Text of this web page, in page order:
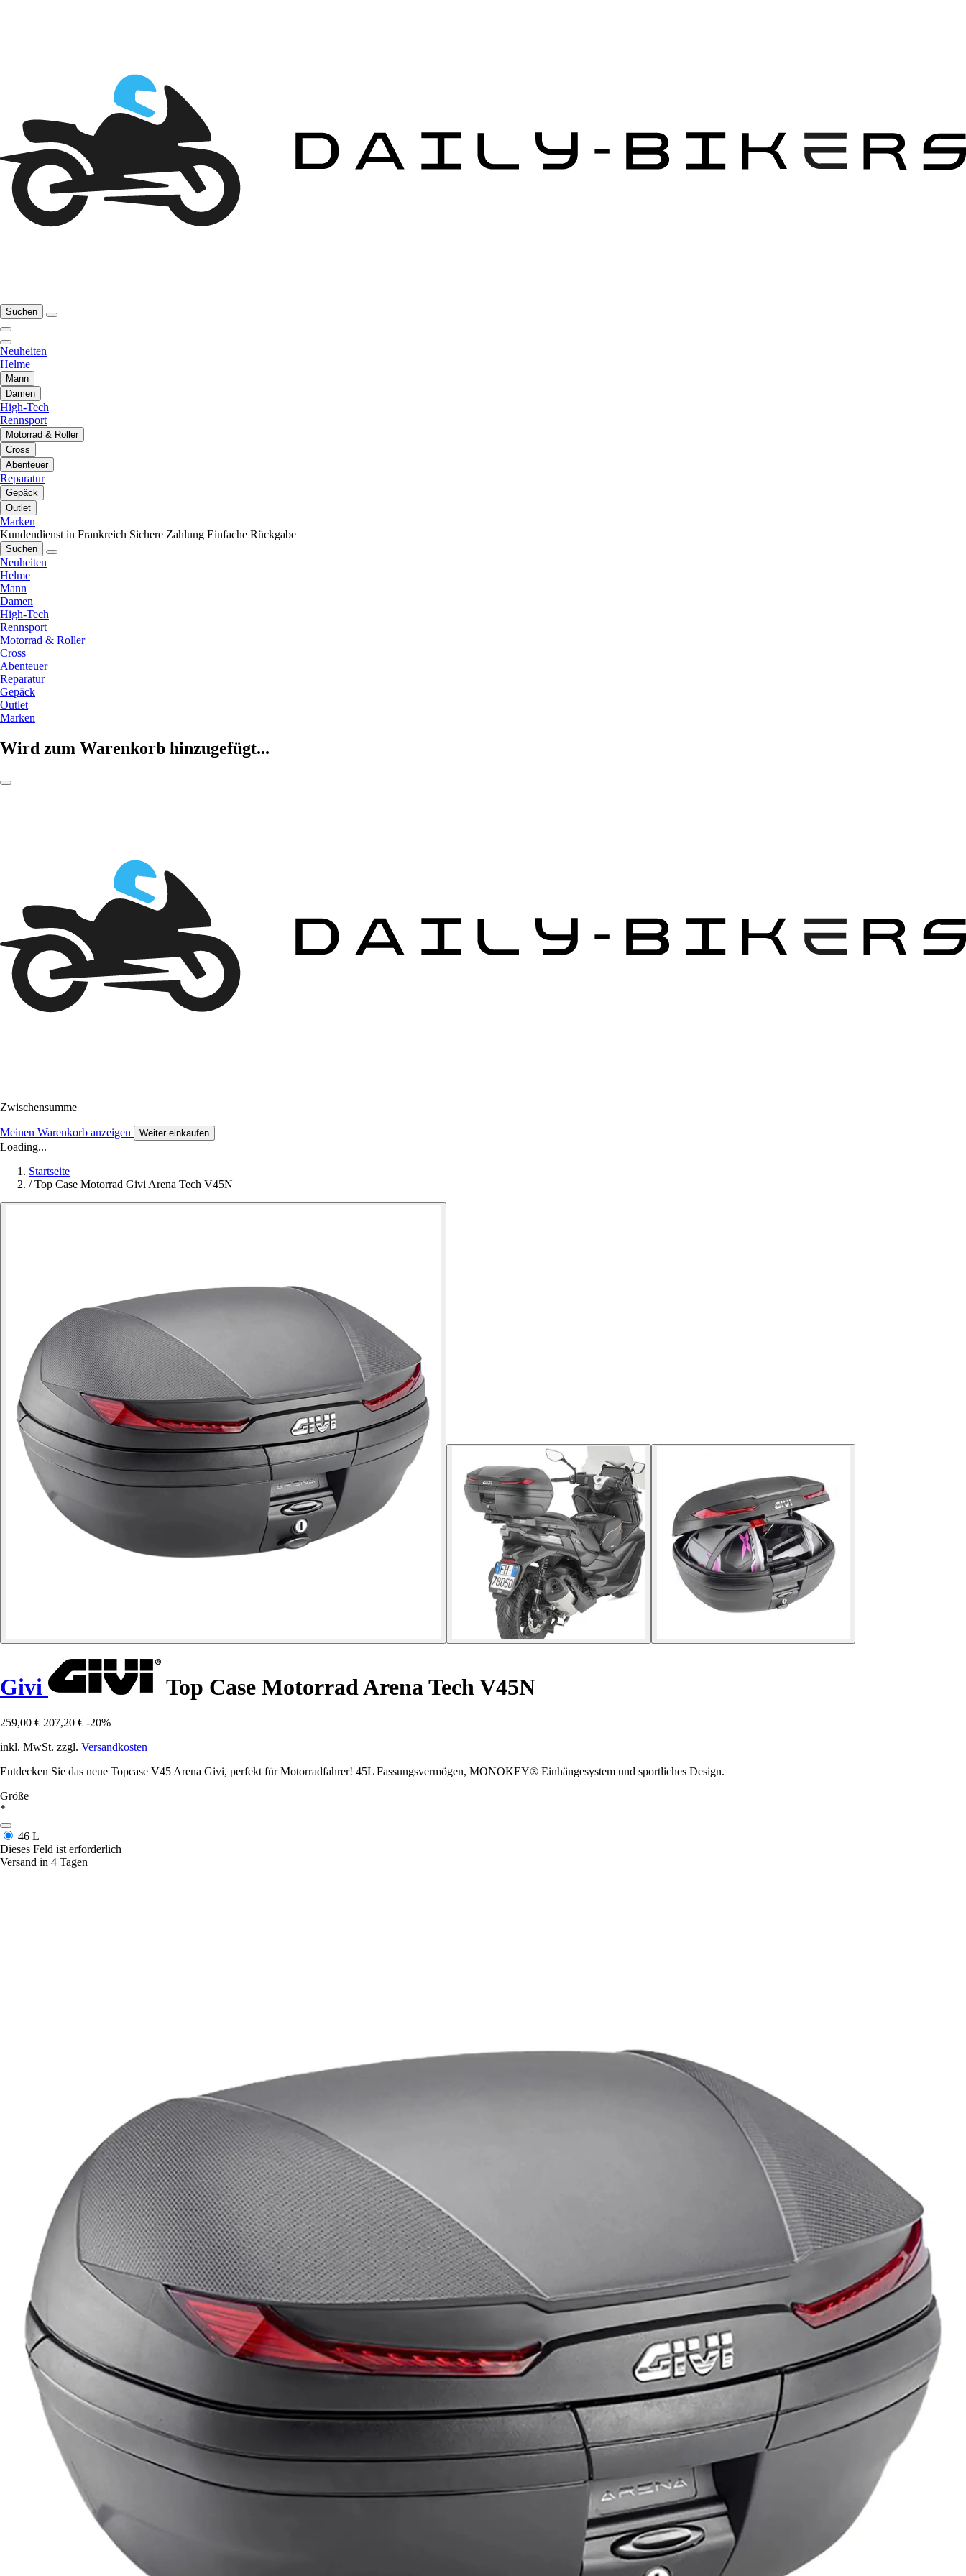
Suchen
Neuheiten
Helme
Mann
Damen
High-Tech
Rennsport
Motorrad & Roller
Cross
Abenteuer
Reparatur
Gepäck
Outlet
Marken
Kundendienst in Frankreich Sichere Zahlung Einfache Rückgabe
Suchen
Neuheiten
Helme
Mann
Damen
High-Tech
Rennsport
Motorrad & Roller
Cross
Abenteuer
Reparatur
Gepäck
Outlet
Marken
Wird zum Warenkorb hinzugefügt...
Zwischensumme
Meinen Warenkorb anzeigen Weiter einkaufen
Loading...
Startseite
/ Top Case Motorrad Givi Arena Tech V45N
Givi Top Case Motorrad Arena Tech V45N
259,00 € 207,20 € -20%
inkl. MwSt. zzgl. Versandkosten
Entdecken Sie das neue Topcase V45 Arena Givi, perfekt für Motorradfahrer! 45L Fassungsvermögen, MONOKEY® Einhängesystem und sportliches Design.
Größe
*
46 L
Dieses Feld ist erforderlich
Versand in 4 Tagen